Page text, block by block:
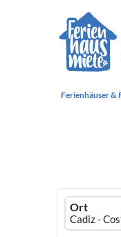
Ferienhäuser &
logo
Ort